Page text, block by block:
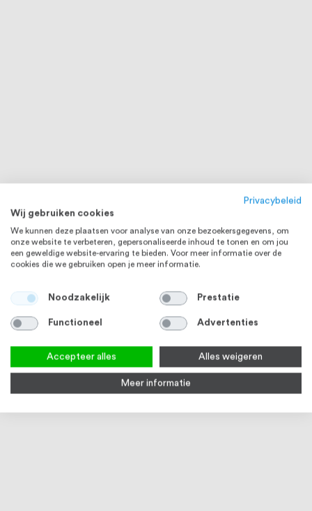
RVS Reiniger Spray 500 ml
Privacybeleid
Wij gebruiken cookies
We kunnen deze plaatsen voor analyse van onze bezoekersgegevens, om
onze website te verbeteren, gepersonaliseerde inhoud te tonen en om jou
een geweldige website-ervaring te bieden. Voor meer informatie over de
cookies die we gebruiken open je meer informatie.
Noodzakelijk Prestatie
Functioneel Advertenties
Accepteer alles Alles weigeren
Meer informatie